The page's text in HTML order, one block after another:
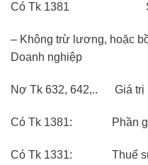
Có Tk 1381 Số
– Không trừ lương, hoặc
Doanh nghiệp
Nợ Tk 632, 642,.. Giá trị
Có Tk 1381: Phần
Có Tk 1331: Thuế suất